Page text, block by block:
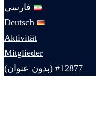
فارسی
Deutsch
Aktivität
Mitglieder
#12877 (بدون عنوان)